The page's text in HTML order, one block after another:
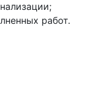
работ.